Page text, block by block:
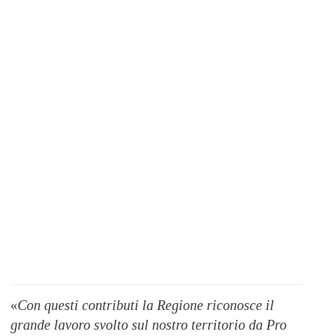
«Con questi contributi la Regione riconosce il
grande lavoro svolto sul nostro territorio da Pro